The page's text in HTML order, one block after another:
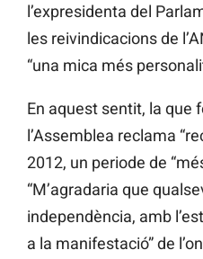
l’expresidenta del
les reivindicacions de
“una mica més
En aquest sentit, la que
l’Assemblea reclama
2012, un periode de
“M’agradaria que
independència, amb
a la manifestació” de